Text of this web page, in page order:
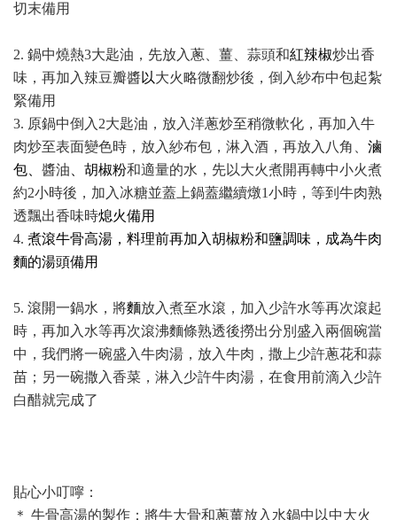
切末備用
2. 鍋中燒熱3大匙油，先放入蔥、薑、蒜頭和紅辣椒炒出香
味，再加入辣豆瓣醬以大火略微翻炒後，倒入紗布中包起紮
緊備用
3. 原鍋中倒入2大匙油，放入洋蔥炒至稍微軟化，再加入牛
肉炒至表面變色時，放入紗布包，淋入酒，再放入八角、 滷
包、 醬油 、胡椒粉和適量的水，先以大火煮開再轉中小火煮
約2小時後，加入冰糖並蓋上鍋蓋繼續燉1小時，等到牛肉熟
透飄出香味時熄火備用
4. 煮滾牛骨高湯，料理前再加入胡椒粉和鹽調味，成為牛肉
麵的湯頭備用
5. 滾開一鍋水，將麵放入煮至水滾，加入少許水等再次滾起
時，再加入水等再次滾沸麵條熟透後撈出分別盛入兩個碗當
中，我們將一碗盛入牛肉湯，放入牛肉，撒上少許蔥花和蒜
苗；另一碗撒入香菜，淋入少許牛肉湯，在食用前滴入少許
白醋就完成了
貼心小叮嚀：
＊ 牛骨高湯的製作：將牛大骨和蔥薑放入水鍋中以中大火